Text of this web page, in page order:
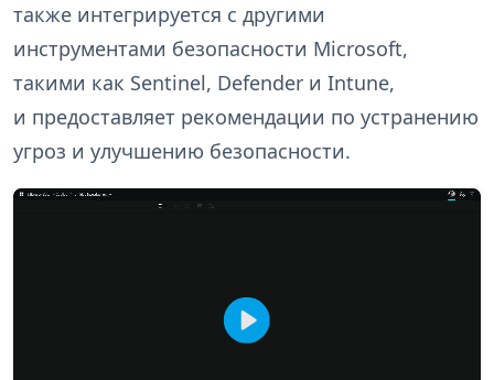
также интегрируется с другими
инструментами безопасности Microsoft,
такими как Sentinel, Defender и Intune,
и предоставляет рекомендации по устранению
угроз и улучшению безопасности.
В